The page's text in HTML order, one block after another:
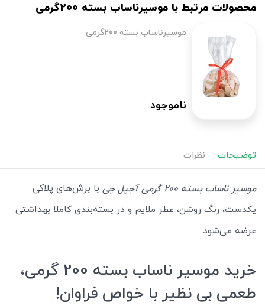
محصولات مرتبط با موسیرناساب بسته 200گرمی
موسیرناساب بسته 200گرمی
ناموجود
توضیحات نظرات
موسیر ناساب بسته 200 گرمی آجیل چی
با برش‌های پلاکی
یکدست، رنگ روشن، عطر ملایم و در بسته‌بندی‌ کاملا بهداشتی
عرضه می‌شود.
خرید موسیر ناساب بسته 200 گرمی،
طعمی بی نظیر با خواص فراوان!